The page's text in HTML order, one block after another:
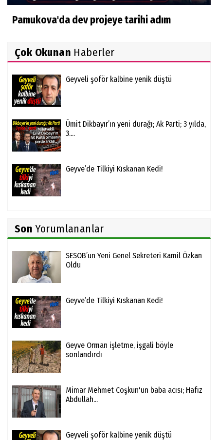
Pamukova'da dev projeye tarihi adım
Çok Okunan Haberler
Geyveli şoför kalbine yenik düştü
Ümit Dikbayır’ın yeni durağı; Ak Parti; 3 yılda,
3....
Geyve’de Tilkiyi Kıskanan Kedi!
Son Yorumlananlar
SESOB’un Yeni Genel Sekreteri Kamil Özkan
Oldu
Geyve’de Tilkiyi Kıskanan Kedi!
Geyve Orman işletme, işgali böyle
sonlandırdı
Mimar Mehmet Coşkun'un baba acısı; Hafız
Abdullah...
Geyveli şoför kalbine yenik düştü